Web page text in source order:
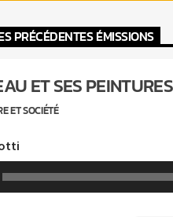
PRÉCÉDENTES ÉMISSIONS
ET SES
ET SOCIÉTÉ